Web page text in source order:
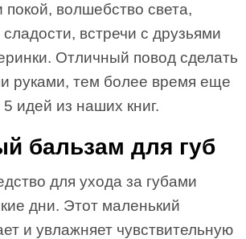
покой, волшебство света,
встречи с друзьями
Отличный повод сделать
руками, тем более время еще
идей из наших книг.
бальзам для губ
для ухода за губами
дни. Этот маленький
и увлажняет чувствительную